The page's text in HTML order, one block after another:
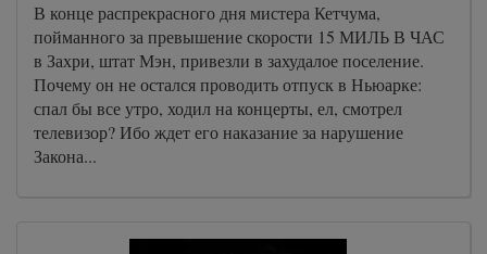
В конце распрекрасного дня мистера Кетчума,
пойманного за превышение скорости 15 МИЛЬ В ЧАС
в Захри, штат Мэн, привезли в захудалое поселение.
Почему он не остался проводить отпуск в Ньюарке:
спал бы все утро, ходил на концерты, ел, смотрел
телевизор? Ибо ждет его наказание за нарушение
Закона...